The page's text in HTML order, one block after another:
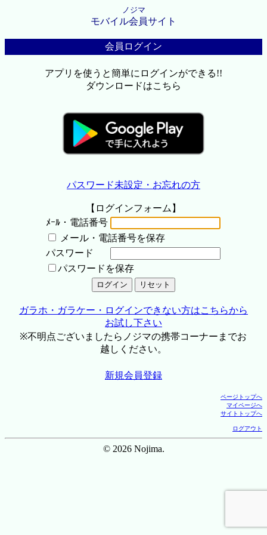
ノジマ
モバイル会員サイト
会員ログイン
アプリを使うと簡単にログインができる!!
ダウンロードはこちら
パスワード未設定・お忘れの方
【ログインフォーム】
ﾒｰﾙ・電話番号
メール・電話番号を保存
パスワード
パスワードを保存
ガラホ・ガラケー・ログインできない方はこちらから
お試し下さい
※不明点ございましたらノジマの携帯コーナーまでお
越しください。
新規会員登録
ページトップへ
マイページへ
サイトトップへ
ログアウト
© 2026 Nojima.